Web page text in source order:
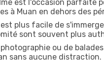
est l'occasion parfaite
à Muan en dehors des
plus facile de
sont souvent plus
ou de
sans aucune distraction.